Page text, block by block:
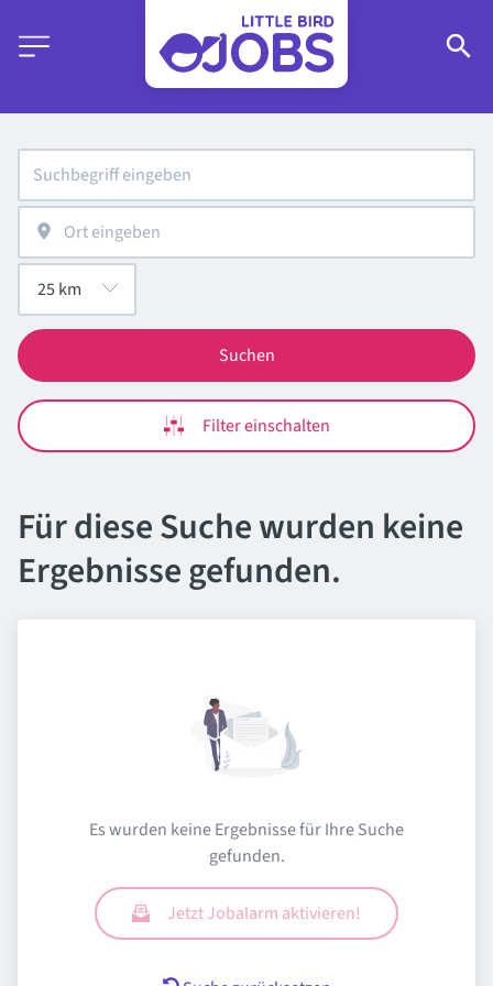
Suchen
Filter einschalten
Für diese Suche wurden keine
Ergebnisse gefunden.
Es wurden keine Ergebnisse für Ihre Suche
gefunden.
Jetzt Jobalarm aktivieren!